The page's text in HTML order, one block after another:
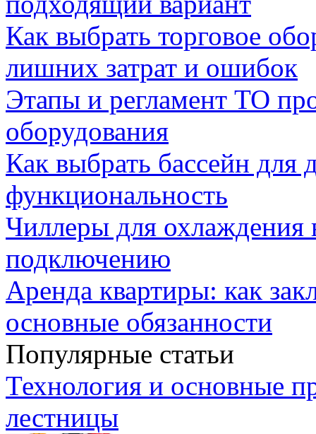
Как выбрать торговое
лишних затрат и ошибок
Этапы и регламент ТО
оборудования
Как выбрать бассейн для
функциональность
Чиллеры для охлаждения
подключению
Аренда квартиры: как
основные обязанности
Популярные статьи
Технология и основные
лестницы